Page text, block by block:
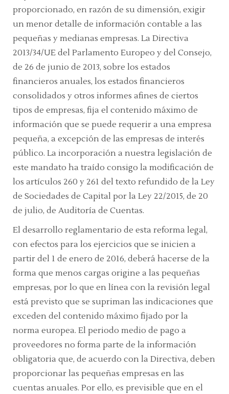
proporcionado, en razón de su dimensión, exigir
un menor detalle de información contable a las
pequeñas y medianas empresas. La Directiva
2013/34/UE del Parlamento Europeo y del Consejo,
de 26 de junio de 2013, sobre los estados
financieros anuales, los estados financieros
consolidados y otros informes afines de ciertos
tipos de empresas, fija el contenido máximo de
información que se puede requerir a una empresa
pequeña, a excepción de las empresas de interés
público. La incorporación a nuestra legislación de
este mandato ha traído consigo la modificación de
los artículos 260 y 261 del texto refundido de la Ley
de Sociedades de Capital por la Ley 22/2015, de 20
de julio, de Auditoría de Cuentas.
El desarrollo reglamentario de esta reforma legal,
con efectos para los ejercicios que se inicien a
partir del 1 de enero de 2016, deberá hacerse de la
forma que menos cargas origine a las pequeñas
empresas, por lo que en línea con la revisión legal
está previsto que se supriman las indicaciones que
exceden del contenido máximo fijado por la
norma europea. El periodo medio de pago a
proveedores no forma parte de la información
obligatoria que, de acuerdo con la Directiva, deben
proporcionar las pequeñas empresas en las
cuentas anuales. Por ello, es previsible que en el